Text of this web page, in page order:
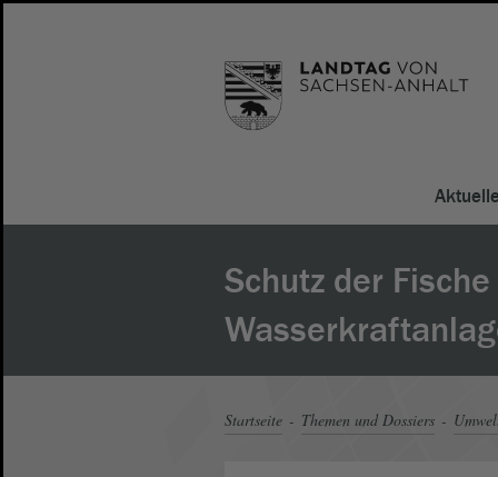
Schutz der Fische
Startseite Themen und Dossiers